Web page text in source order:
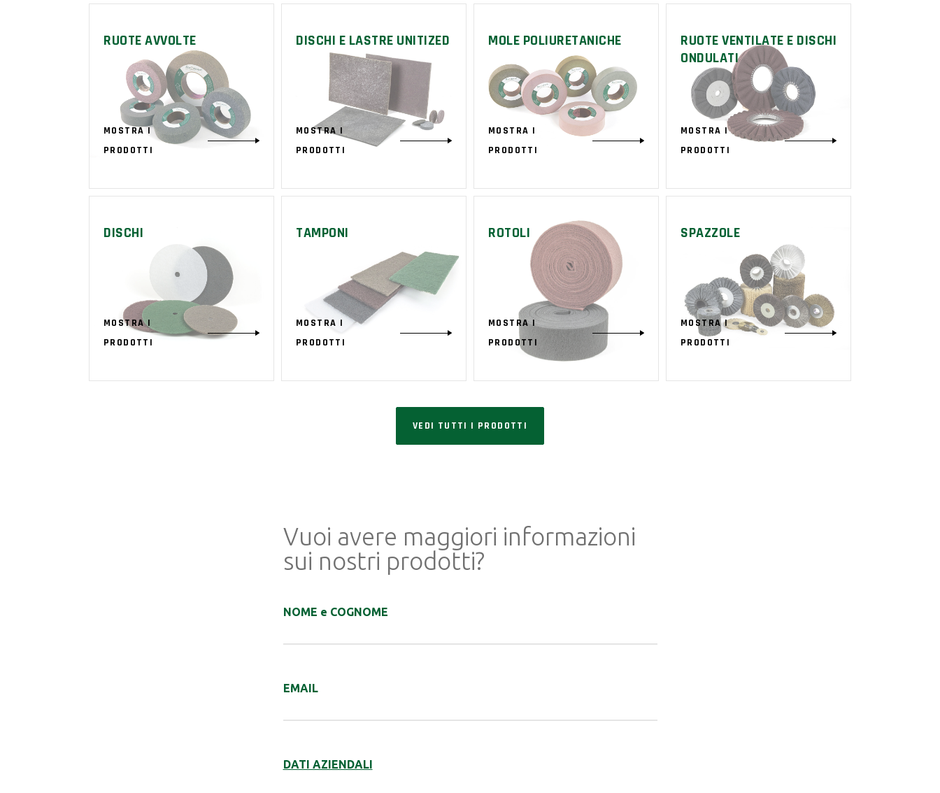
RUOTE AVVOLTE
MOSTRA I
PRODOTTI
DISCHI E LASTRE UNITIZED
MOSTRA I
PRODOTTI
MOLE POLIURETANICHE
MOSTRA I
PRODOTTI
RUOTE VENTILATE E DISCHI
ONDULATI
MOSTRA I
PRODOTTI
DISCHI
MOSTRA I
PRODOTTI
TAMPONI
MOSTRA I
PRODOTTI
ROTOLI
MOSTRA I
PRODOTTI
SPAZZOLE
MOSTRA I
PRODOTTI
VEDI TUTTI I PRODOTTI
Vuoi avere maggiori informazioni
sui nostri prodotti?
NOME e COGNOME
EMAIL
DATI AZIENDALI